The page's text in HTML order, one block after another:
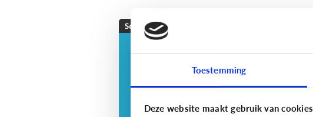
Toestemming
Deze website maakt gebruik van cookies
Sociale media
Mijn kind doet
extreme uitspraken.
Wat nu?